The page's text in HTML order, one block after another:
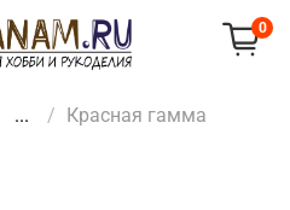
0
... Красная гамма